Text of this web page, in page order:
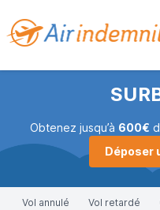
Obtenez jusqu’à 600€
Déposer
Vol annulé Vol retardé